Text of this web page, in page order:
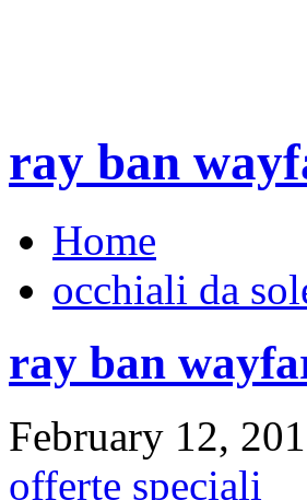
ray ban
Home
occhiali da
ray ban
February 12,
offerte speciali